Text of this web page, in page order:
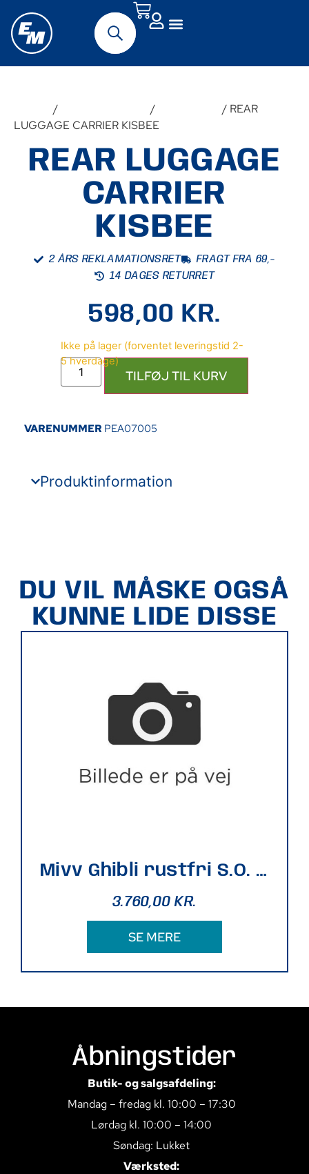
/ /
/ REAR
LUGGAGE CARRIER KISBEE
REAR LUGGAGE
CARRIER
KISBEE
2 ÅRS REKLAMATIONSRET
FRAGT FRA 69,-
14 DAGES RETURRET
598,00 KR.
TILFØJ TIL KURV
VARENUMMER PEA07005
Produktinformation
DU VIL MÅSKE OGSÅ
KUNNE LIDE DISSE
Mivv Ghibli rustfri S.O. GSR750 11
3.760,00KR.
SE MERE
Åbningstider
Butik- og salgsafdeling:
Mandag – fredag kl. 10:00 – 17:30
Lørdag kl. 10:00 – 14:00
Søndag: Lukket
Værksted: